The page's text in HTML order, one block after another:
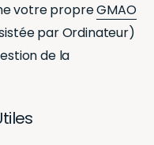
votre propreGMAO
par Ordinateur)
de la